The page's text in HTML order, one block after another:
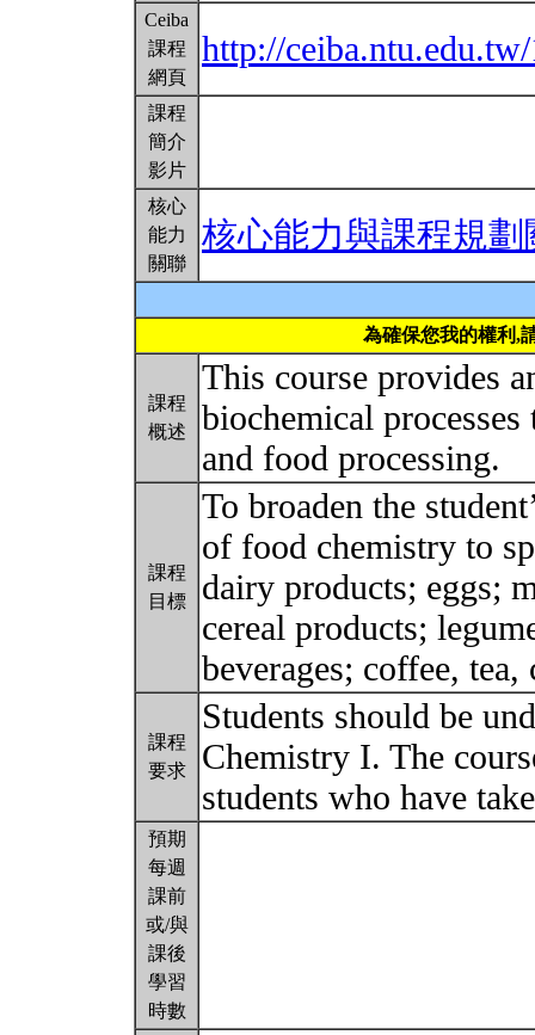
Ceiba
課程
網頁
http://
課程
簡介
影片
核心
能力
關聯
核心能力與課程規劃
為確保您我的權利,
課程
概述
This course provides
biochemical
and food processing.
課程
目標
To broaden the
of food chemistry to
dairy products; eggs;
cereal products;
beverages; coffee,
課程
要求
Students should be
Chemistry I. The
students who have
預期
每週
課前
或/與
課後
學習
時數